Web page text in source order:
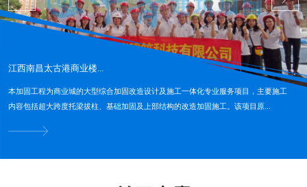
江西南昌太古港商业楼...
本加固工程为商业城的大型综合加固改造设计及施工一体化专业服务项目，主要施工
内容包括超大跨度托梁拔柱、基础加固及上部结构的改造加固施工。该项目原...